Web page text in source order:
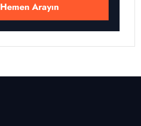
Hemen Arayın